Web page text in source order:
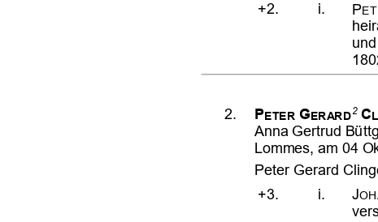


     
 